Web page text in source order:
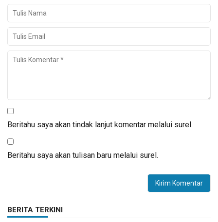
Beritahu saya akan tindak lanjut komentar melalui surel.
Beritahu saya akan tulisan baru melalui surel.
BERITA TERKINI